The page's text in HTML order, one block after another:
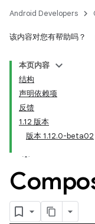
Android Developers
该内容对您有帮助吗？
本页内容
结构
声明依赖项
反馈
1.12 版本
版本 1.12.0-beta02